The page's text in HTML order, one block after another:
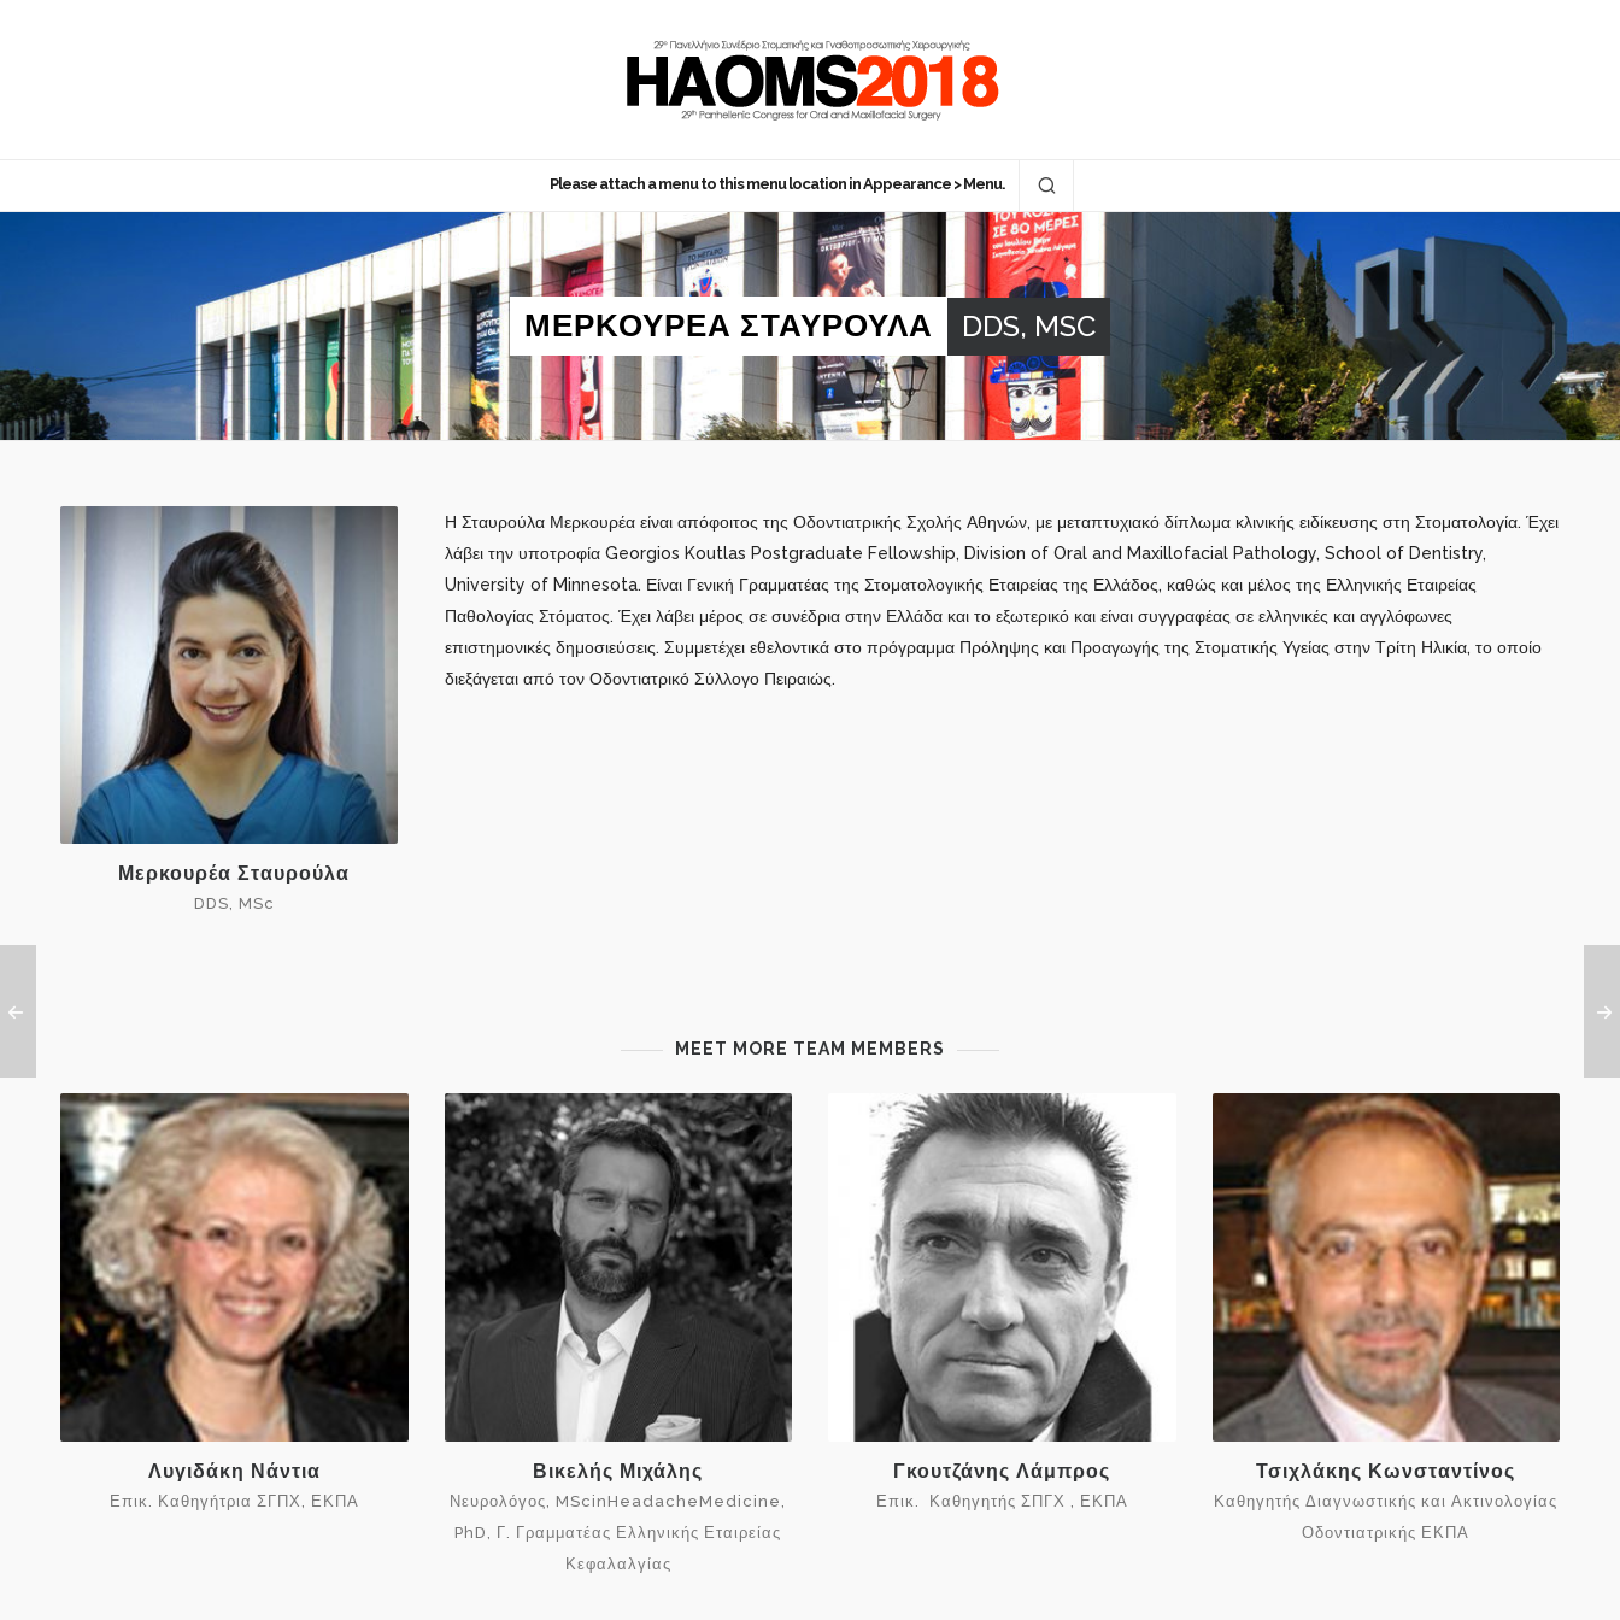
Please attach a menu to this menu location in Appearance > Menu.
ΜΕΡΚΟΥΡΕΑ ΣΤΑΥΡΟΥΛΑ DDS, MSC
Η Σταυρούλα Μερκουρέα είναι απόφοιτος της Οδοντιατρικής Σχολής Αθηνών, με μεταπτυχιακό δίπλωμα κλινικής ειδίκευσης στη Στοματολογία. Έχει
λάβει την υποτροφία Georgios Koutlas Postgraduate Fellowship, Division of Oral and Maxillofacial Pathology, School of Dentistry,
University of Minnesota. Είναι Γενική Γραμματέας της Στοματολογικής Εταιρείας της Ελλάδος, καθώς και μέλος της Ελληνικής Εταιρείας
Παθολογίας Στόματος. Έχει λάβει μέρος σε συνέδρια στην Ελλάδα και το εξωτερικό και είναι συγγραφέας σε ελληνικές και αγγλόφωνες
επιστημονικές δημοσιεύσεις. Συμμετέχει εθελοντικά στο πρόγραμμα Πρόληψης και Προαγωγής της Στοματικής Υγείας στην Τρίτη Ηλικία, το οποίο
διεξάγεται από τον Οδοντιατρικό Σύλλογο Πειραιώς.
Μερκουρέα Σταυρούλα
DDS, MSc
MEET MORE TEAM MEMBERS
Λυγιδάκη Νάντια
Επικ. Καθηγήτρια ΣΓΠΧ, ΕΚΠΑ
Βικελής Μιχάλης
Νευρολόγος, MScinHeadacheMedicine,
PhD, Γ. Γραμματέας Ελληνικής Εταιρείας
Κεφαλαλγίας
Γκουτζάνης Λάμπρος
Επικ. Καθηγητής ΣΠΓΧ , ΕΚΠΑ
Τσιχλάκης Κωνσταντίνος
Καθηγητής Διαγνωστικής και Ακτινολογίας
Οδοντιατρικής ΕΚΠΑ